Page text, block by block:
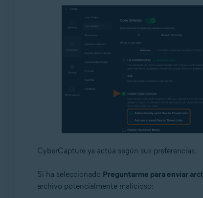
CyberCapture ya actúa según sus preferencias.
Si ha seleccionado Preguntarme para enviar
archivo potencialmente malicioso: